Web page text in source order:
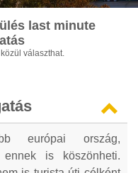
last minute
választhat.
európai ország,
ennek is köszönheti.